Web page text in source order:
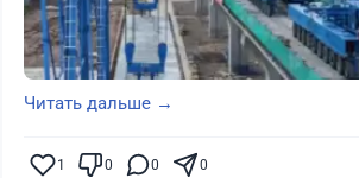
Читать дальше →
1 0 0 0